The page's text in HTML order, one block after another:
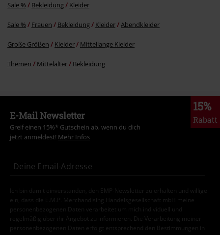
Sale % Bekleidung Kleider
Sale % Frauen Bekleidung Kleider Abendkleider
Große Größen Kleider Mittellange Kleider
Themen Mittelalter Bekleidung
15%
Rabatt
E-Mail Newsletter
Greif einen 15%* Gutschein ab, wenn du dich
jetzt anmeldest! Mehr Infos
Ich bin damit einverstanden, den EMP-Newsletter zu erhalten und willige
ein, dass die E.M.P. Merchandising Handelsgesellschaft mbH meine
personenbezogenen Daten verarbeitet um mich individuell und
regelmäßig über ihr Angebot zu informieren. Die Verarbeitung meiner
personenbezogenen Daten erfolgt entsprechend den Bestimmungen in